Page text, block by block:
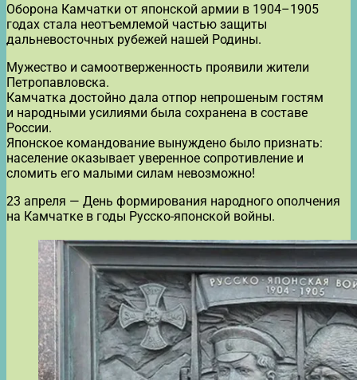
Оборона Камчатки от японской армии в 1904–1905
годах стала неотъемлемой частью защиты
дальневосточных рубежей нашей Родины.
Мужество и самоотверженность проявили жители
Петропавловска.
Камчатка достойно дала отпор непрошеным гостям
и народными усилиями была сохранена в составе
России.
Японское командование вынуждено было признать:
население оказывает уверенное сопротивление и
сломить его малыми силам невозможно!
23 апреля — День формирования народного ополчения
на Камчатке в годы Русско-японской войны.